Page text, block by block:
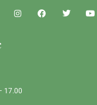
17.00